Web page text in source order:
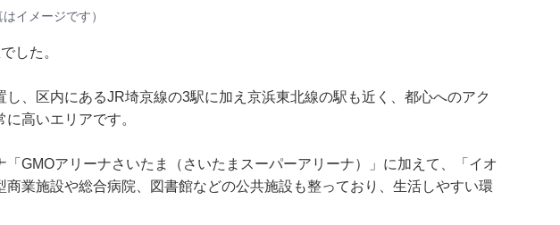
イメージです）
した。
し、区内にあるJR埼京線の3駅に加え京浜東北線の駅も近く、都心へのアク
高いエリアです。
「GMOアリーナさいたま（さいたまスーパーアリーナ）」に加えて、「イオ
商業施設や総合病院、図書館などの公共施設も整っており、生活しやすい環